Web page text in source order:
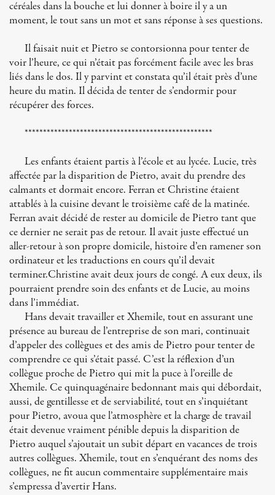
céréales dans la bouche et lui donner à boire il y a un
moment, le tout sans un mot et sans réponse à ses questions.
Il faisait nuit et Pietro se contorsionna pour tenter de
voir l’heure, ce qui n’était pas forcément facile avec les bras
liés dans le dos. Il y parvint et constata qu’il était près d’une
heure du matin. Il décida de tenter de s’endormir pour
récupérer des forces.
***************************************************
Les enfants étaient partis à l’école et au lycée. Lucie, très
affectée par la disparition de Pietro, avait du prendre des
calmants et dormait encore. Ferran et Christine étaient
attablés à la cuisine devant le troisième café de la matinée.
Ferran avait décidé de rester au domicile de Pietro tant que
ce dernier ne serait pas de retour. Il avait juste effectué un
aller-retour à son propre domicile, histoire d’en ramener son
ordinateur et les traductions en cours qu’il devait
terminer.Christine avait deux jours de congé. A eux deux, ils
pourraient prendre soin des enfants et de Lucie, au moins
dans l’immédiat.
Hans devait travailler et Xhemile, tout en assurant une
présence au bureau de l’entreprise de son mari, continuait
d’appeler des collègues et des amis de Pietro pour tenter de
comprendre ce qui s’était passé. C’est la réflexion d’un
collègue proche de Pietro qui mit la puce à l’oreille de
Xhemile. Ce quinquagénaire bedonnant mais qui débordait,
aussi, de gentillesse et de serviabilité, tout en s’inquiétant
pour Pietro, avoua que l’atmosphère et la charge de travail
était devenue vraiment pénible depuis la disparition de
Pietro auquel s’ajoutait un subit départ en vacances de trois
autres collègues. Xhemile, tout en s’enquérant des noms des
collègues, ne fit aucun commentaire supplémentaire mais
s’empressa d’avertir Hans.